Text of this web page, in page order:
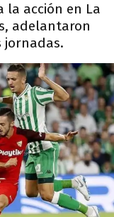
la acción en La
adelantaron
jornadas.